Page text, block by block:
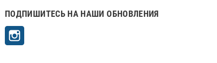
ПОДПИШИТЕСЬ НА НАШИ ОБНОВЛЕНИЯ